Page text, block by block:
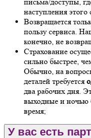
наступления этого
Возвращается
пользу сервиса.
конечно, не
Страхование
сильно быстрее,
Обычно, на
деталей требуется
два рабочих дня.
выходные и ночью
время;
У вас есть